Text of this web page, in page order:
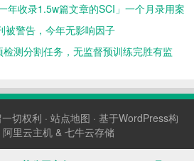
年收录1.5w篇文章的SCI」一个月录用案
被警告，今年无影响因子
测分割任务，无监督预训练完胜有监
切权利 · 站点地图 · 基于WordPress构
阿里云主机 & 七牛云存储